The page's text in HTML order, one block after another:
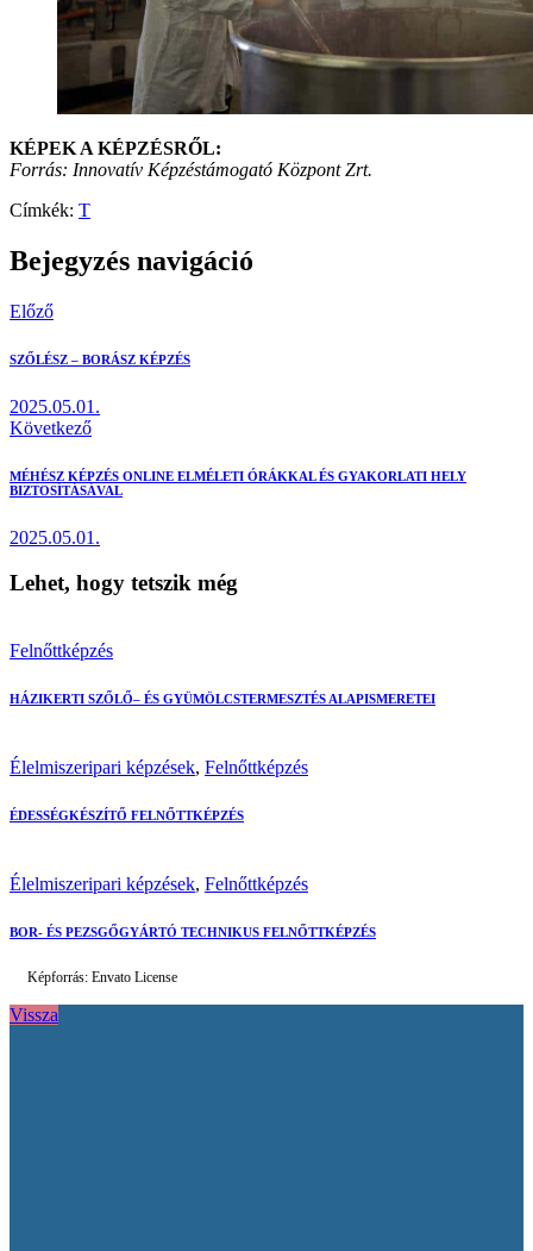
KÉPEK A KÉPZÉSRŐL:
Forrás: Innovatív Képzéstámogató Központ Zrt.
Címkék: T
Bejegyzés navigáció
Előző
SZŐLÉSZ – BORÁSZ KÉPZÉS
2025.05.01.
Következő
MÉHÉSZ KÉPZÉS ONLINE ELMÉLETI ÓRÁKKAL ÉS GYAKORLATI HELY
BIZTOSÍTÁSÁVAL
2025.05.01.
Lehet, hogy tetszik még
Felnőttképzés
HÁZIKERTI SZŐLŐ– ÉS GYÜMÖLCSTERMESZTÉS ALAPISMERETEI
Élelmiszeripari képzések, Felnőttképzés
ÉDESSÉGKÉSZÍTŐ FELNŐTTKÉPZÉS
Élelmiszeripari képzések, Felnőttképzés
BOR- ÉS PEZSGŐGYÁRTÓ TECHNIKUS FELNŐTTKÉPZÉS
Képforrás: Envato License
Vissza